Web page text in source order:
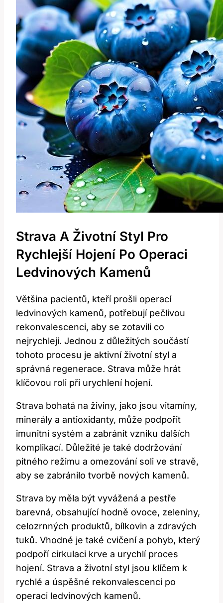
Strava A Životní Styl Pro
Rychlejší Hojení Po Operaci
Ledvinových Kamenů
Většina pacientů, kteří prošli operací
ledvinových kamenů, potřebují pečlivou
rekonvalescenci, aby se zotavili co
nejrychleji. Jednou z důležitých součástí
tohoto procesu je aktivní životní styl a
správná regenerace. Strava může hrát
klíčovou roli při urychlení hojení.
Strava bohatá na živiny, jako jsou vitamíny,
minerály a antioxidanty, může podpořit
imunitní systém a zabránit vzniku dalších
komplikací. Důležité je také dodržování
pitného režimu a omezování soli ve stravě,
aby se zabránilo tvorbě nových kamenů.
Strava by měla být vyvážená a pestře
barevná, obsahující hodně ovoce, zeleniny,
celozrnných produktů, bílkovin a zdravých
tuků. Vhodné je také cvičení a pohyb, který
podpoří cirkulaci krve a urychlí proces
hojení. Strava a životní styl jsou klíčem k
rychlé a úspěšné rekonvalescenci po
operaci ledvinových kamenů.